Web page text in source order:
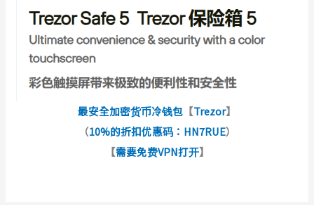
最安全加密货币冷钱包 【Trezor】
（10%的折扣优惠码：HN7RUE）
【需要免费VPN打开】